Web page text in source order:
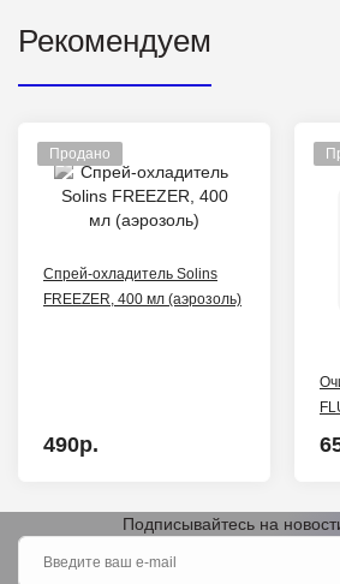
Рекомендуем
Продано
Спрей-охладитель Solins
FREEZER, 400 мл (аэрозоль)
490р.
Подписывайтесь на